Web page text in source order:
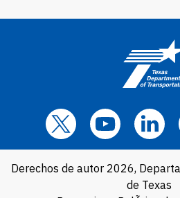
Derechos de autor 2026,
de Texas